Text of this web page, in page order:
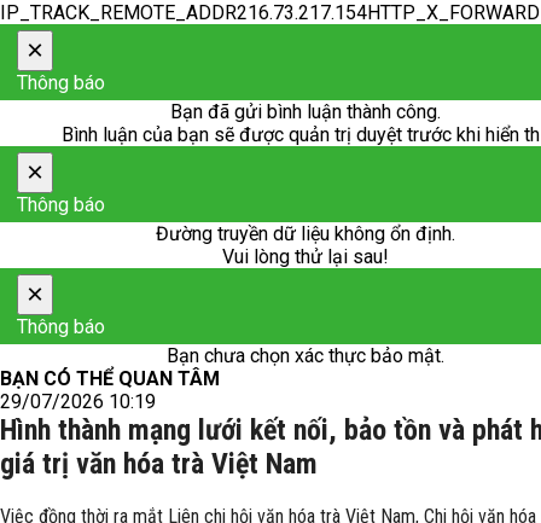
×
Thông báo
Bạn đã gửi bình luận thành công.
Bình luận của bạn sẽ được quản trị duyệt trước khi hiển
×
Thông báo
Đường truyền dữ liệu không ổn định.
Vui lòng thử lại sau!
×
Thông báo
Bạn chưa chọn xác thực bảo mật.
BẠN CÓ THỂ QUAN TÂM
29/07/2026 10:19
Hình thành mạng lưới kết nối, bảo tồn và phát
giá trị văn hóa trà Việt Nam
Việc đồng thời ra mắt Liên chi hội văn hóa trà Việt Nam, Chi hội văn hóa